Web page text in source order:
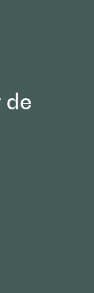
de